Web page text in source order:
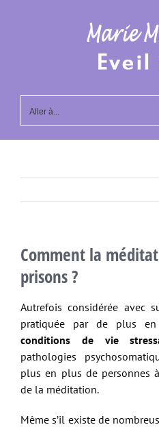
Aller à...
Comment la
prisons ?
Autrefois considérée avec
pratiquée par de plus
conditions de vie
pathologies
plus en plus de personnes
de la méditation.
Même s’il existe de